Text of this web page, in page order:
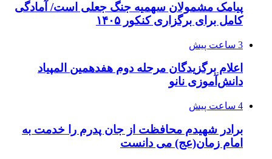
پیامک مشمولان سهمیه جنگ جعلی است/ آمادگی
کامل برای برگزاری کنکور ۱۴۰۵
3 ساعت پیش
اعلام برگزیدگان مرحله دوم هفدهمین المپیاد
دانش‌آموزی نانو
4 ساعت پیش
برادر شهیدم محافظت از جان پدرم را خدمت به
امام زمان(عج) می دانست